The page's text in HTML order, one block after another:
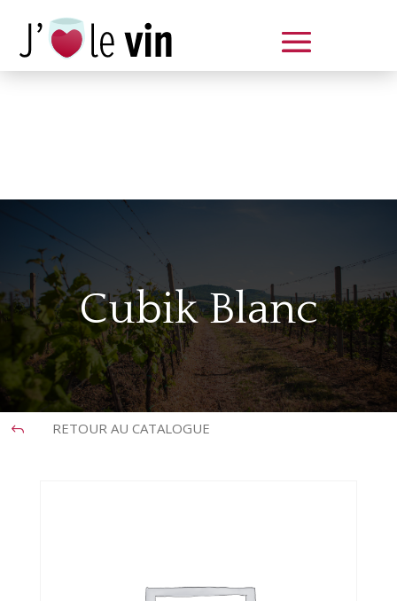
Cubik Blanc
J RETOUR AU CATALOGUE